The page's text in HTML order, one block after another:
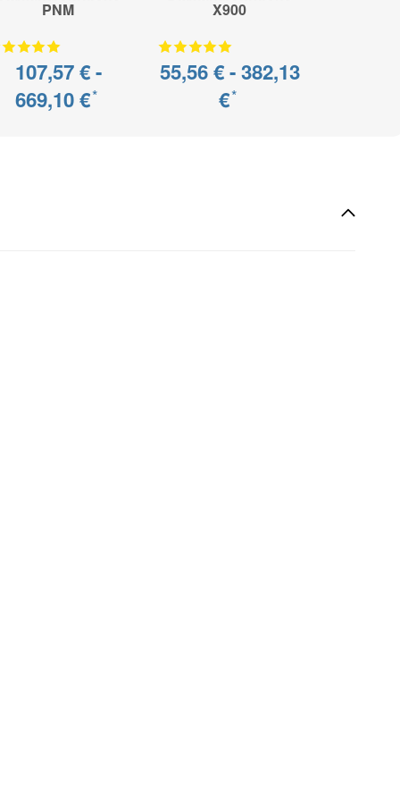
PNM
107,57 € -
669,10 €*
X900
55,56 € -382,13
€*